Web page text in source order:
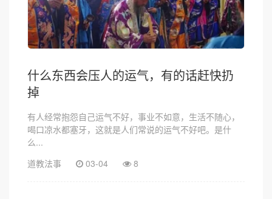
什么东西会压人的运气，有的话赶快扔
掉
有人经常抱怨自己运气不好，事业不如意，生活不随心，
喝口凉水都塞牙，这就是人们常说的运气不好吧。是什
么...
道教法事
03-04 8